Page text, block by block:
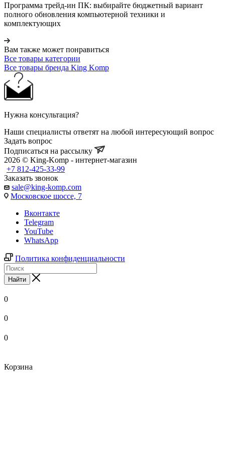
Программа трейд-ин ПК: выбирайте бюджетный вариант
полного обновления компьютерной техники и
комплектующих
Вам также может понравиться
Все товары категории
Все товары бренда King Komp
Нужна консультация?
Наши специалисты ответят на любой интересующий вопрос
Задать вопрос
Подписаться на рассылку
2026 © King-Komp - интернет-магазин
+7 812-425-33-99
Заказать звонок
sale@king-komp.com
Московское шоссе, 7
Вконтакте
Telegram
YouTube
WhatsApp
Политика конфиденциальности
Найти
0
0
0
Корзина